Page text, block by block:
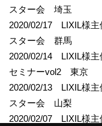
スター会 埼玉
2020/02/17 LIXIL様主
スター会 群馬
2020/02/14 LIXIL様主
セミナーvol2 東京
2020/02/13 LIXIL様主
スター会 山梨
2020/02/07 LIXIL様主